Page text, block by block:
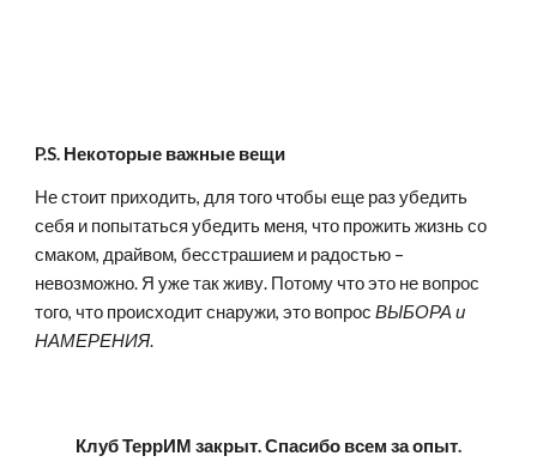
P.S. Некоторые важные вещи
Не стоит приходить, для того чтобы еще раз убедить
себя и попытаться убедить меня, что прожить жизнь со
смаком, драйвом, бесстрашием и радостью –
невозможно. Я уже так живу. Потому что это не вопрос
того, что происходит снаружи, это вопрос ВЫБОРА и
НАМЕРЕНИЯ.
Клуб ТеррИМ закрыт. Спасибо всем за опыт.